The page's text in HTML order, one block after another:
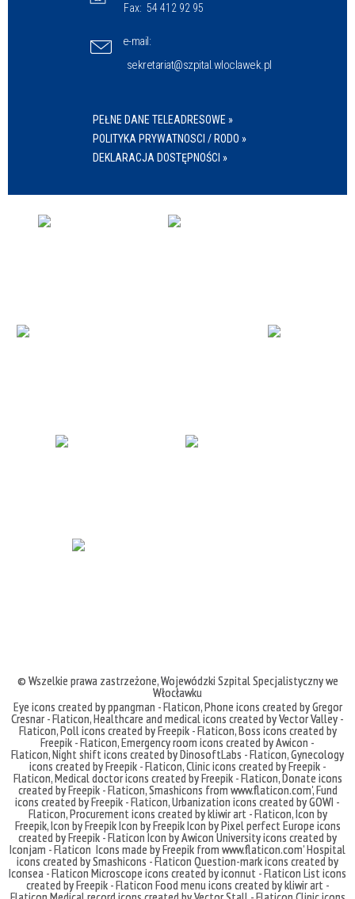
Fax: 54 412 92 95
e-mail:
sekretariat@szpital.wloclawek.pl
PEŁNE DANE TELEADRESOWE »
POLITYKA PRYWATNOSCI / RODO »
DEKLARACJA DOSTĘPNOŚCI »
© Wszelkie prawa zastrzeżone,Wojewódzki Szpital Specjalistyczny we
Włocławku
Eye icons created by ppangman - Flaticon,Phone icons created by Gregor
Cresnar - Flaticon,Healthcare and medical icons created by Vector Valley -
Flaticon,Poll icons created by Freepik - Flaticon,Boss icons created by
Freepik - Flaticon,Emergency room icons created by Awicon -
Flaticon,Night shift icons created by DinosoftLabs - Flaticon,Gynecology
icons created by Freepik - Flaticon,Clinic icons created by Freepik -
Flaticon,Medical doctor icons created by Freepik - Flaticon,Donate icons
created by Freepik - Flaticon,Smashicons from www.flaticon.com',Fund
icons created by Freepik - Flaticon,Urbanization icons created by GOWI -
Flaticon,Procurement icons created by kliwir art - Flaticon,Icon by
Freepik,Icon by FreepikIcon by FreepikIcon by Pixel perfectEurope icons
created by Freepik - Flaticon Icon by Awicon University icons created by
Iconjam - Flaticon Icons made byFreepik from www.flaticon.com'Hospital
icons created by Smashicons - Flaticon Question-mark icons created by
Iconsea - Flaticon Microscope icons created by iconnut - Flaticon List icons
created by Freepik - Flaticon Food menu icons created by kliwir art -